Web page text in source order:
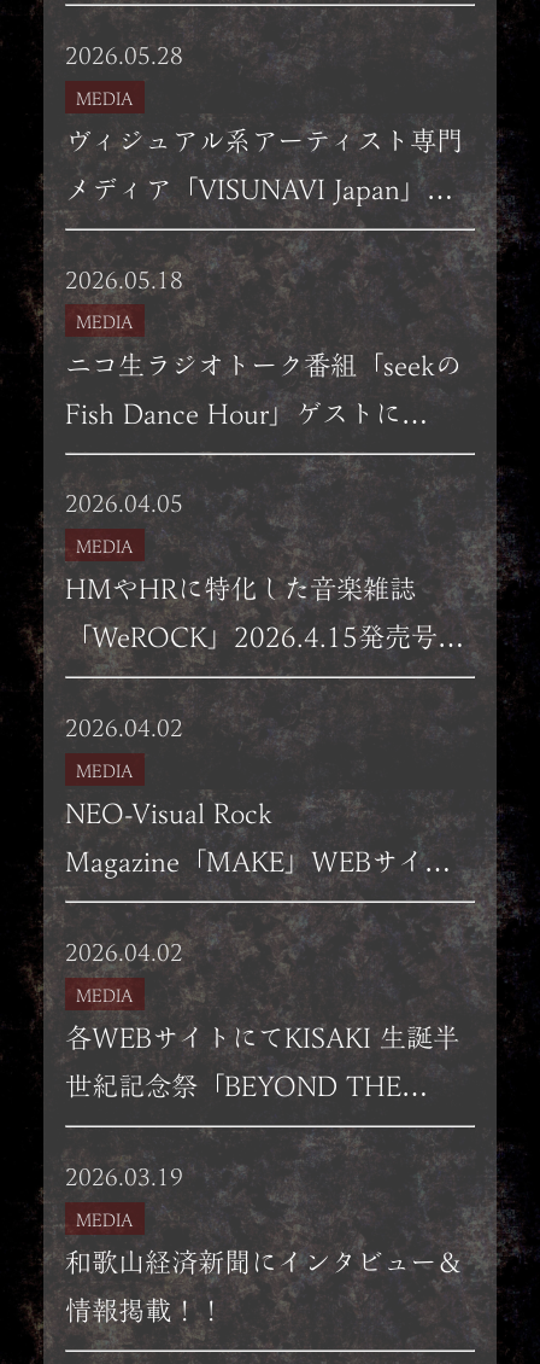
KISAKI対談インタビュー第一回目
掲載。
2026.05.28
MEDIA
ヴィジュアル系アーティスト専門
メディア「VISUNAVI Japan」の
フリーマガジン「Visunavi
Magazine」Vol.013、表紙決
定！！
2026.05.18
MEDIA
ニコ生ラジオトーク番組「seekの
Fish Dance Hour」ゲストに
KISAKIゲスト出演。
2026.04.05
MEDIA
HMやHRに特化した音楽雑誌
「WeROCK」2026.4.15発売号
（Vol:112）にメッセージコメン
ト掲載！！
2026.04.02
MEDIA
NEO-Visual Rock
Magazine「MAKE」WEBサイト
にてKISAKI 生誕半世紀記念祭
「BEYOND THE KINGDOM -
Fest of Excellence-」2026.3.15 大
阪BIG CAT独占ライブレポート掲
載！！
2026.04.02
MEDIA
各WEBサイトにてKISAKI 生誕半
世紀記念祭「BEYOND THE
KINGDOM -Fest of Excellence-」
2026.3.15 大阪BIG CATライブレ
ポート掲載！！
2026.03.19
MEDIA
和歌山経済新聞にインタビュー＆
情報掲載！！